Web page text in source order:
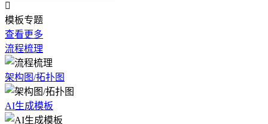

模板专题
查看更多
流程梳理
架构图/拓扑图
AI生成模板